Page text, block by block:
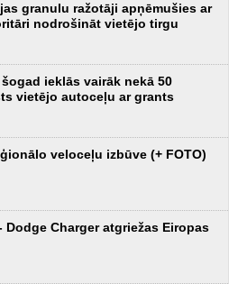
granulu ražotāji apņēmušies ar
nodrošināt vietējo tirgu
ieklās vairāk nekā 50
vietējo autoceļu ar grants
veloceļu izbūve (+ FOTO)
Dodge Charger atgriežas Eiropas